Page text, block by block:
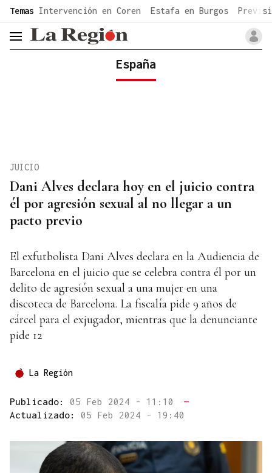
common.go-to-content
Temas Intervención en Coren Estafa en Burgos
header.menu.open
España
Dani Alves declara hoy en el juicio contra
él por agresión sexual al no llegar a un
pacto previo
JUICIO
El exfutbolista Dani Alves declara en la Audiencia de
Barcelona en el juicio que se celebra contra él por un
delito de agresión sexual a una mujer en una
discoteca de Barcelona. La fiscalía pide 9 años de
cárcel para el exjugador, mientras que la denunciante
pide 12
La Región
Publicado: 05 Feb 2024 - 11:10
—
Actualizado: 05 Feb 2024 - 19:40